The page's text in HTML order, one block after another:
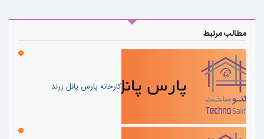
مطالب مرتبط
کارخانه پارس پانل زرند